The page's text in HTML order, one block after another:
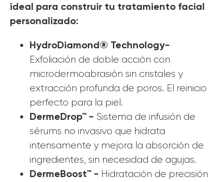
ideal para construir tu tratamiento facial
personalizado:
HydroDiamond® Technology-
Exfoliación de doble acción con
microdermoabrasión sin cristales y
extracción profunda de poros. El reinicio
perfecto para la piel.
DermeDrop™ - Sistema de infusión de
sérums no invasivo que hidrata
intensamente y mejora la absorción de
ingredientes, sin necesidad de agujas.
DermeBoost™ - Hidratación de precisión